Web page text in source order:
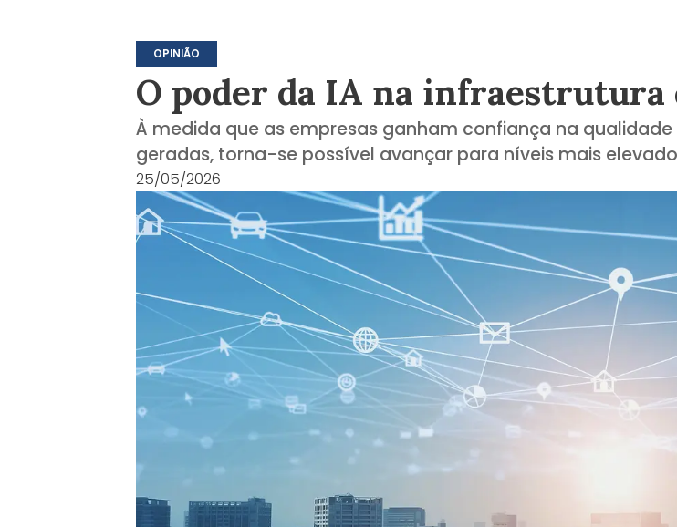
OPINIÃO
O poder da IA na infraestrutura
À medida que as empresas ganham confiança na
geradas, torna-se possível avançar para níveis mais
25/05/2026